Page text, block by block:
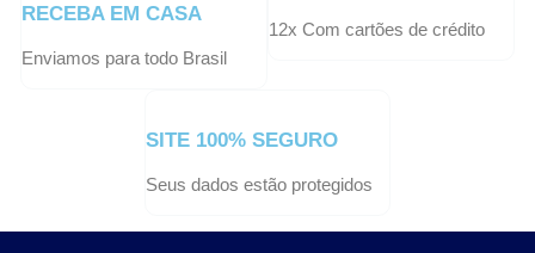
RECEBA EM CASA
Enviamos para todo Brasil
12x Com cartões de crédito
SITE 100% SEGURO
Seus dados estão protegidos